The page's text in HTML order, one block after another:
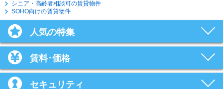
シニア・高齢者相談可の賃貸物件
SOHO向けの賃貸物件
人気の特集
賃料･価格
セキュリティ